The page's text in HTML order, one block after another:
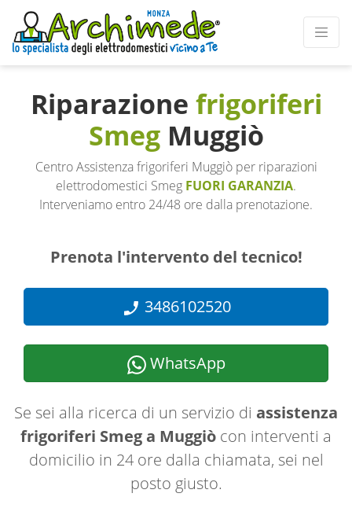
Riparazione frigoriferi
SmegMuggiò
Centro Assistenza frigoriferi Muggiò per riparazioni
elettrodomestici Smeg FUORI GARANZIA.
Interveniamo entro 24/48 ore dalla prenotazione.
Prenota l'intervento del tecnico!
3486102520
WhatsApp
Se sei alla ricerca di un servizio di assistenza
frigoriferi Smeg a Muggiò con interventi a
domicilio in 24 ore dalla chiamata, sei nel
posto giusto.